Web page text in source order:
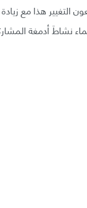
التغيير هذا مع
نشاطَ أدمغة